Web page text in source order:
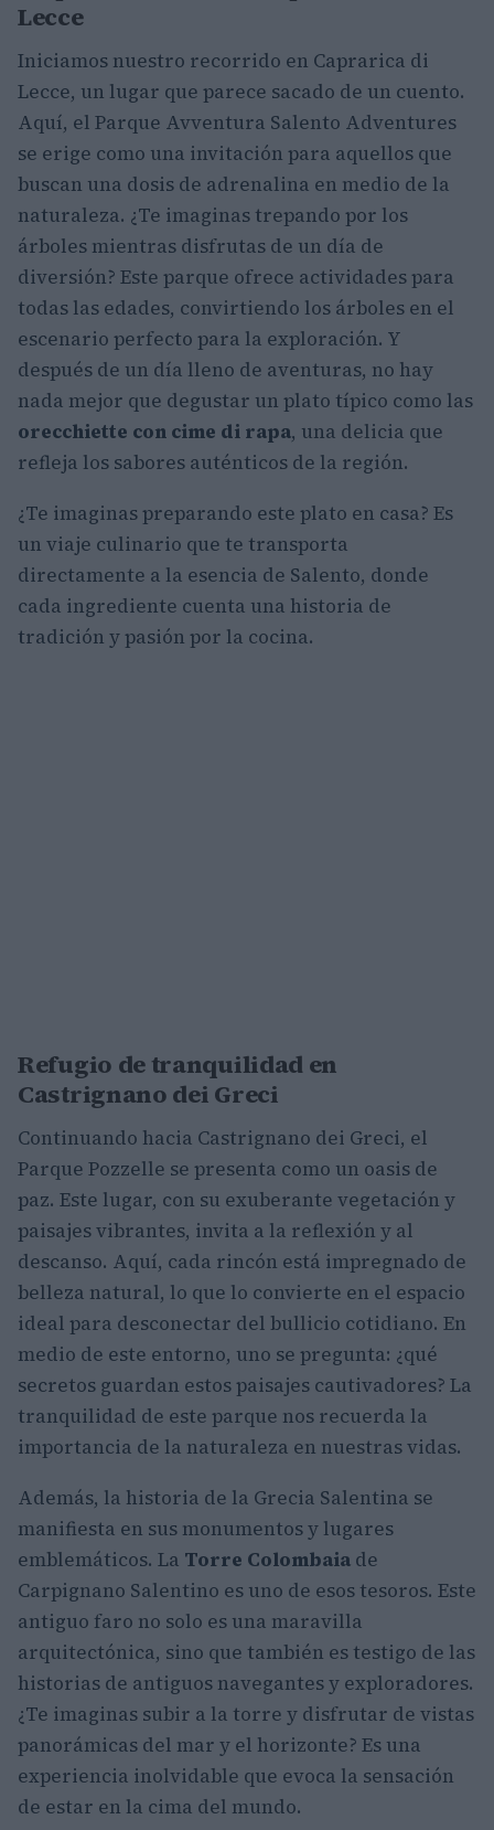
Lecce
Iniciamos nuestro recorrido en Caprarica di
Lecce, un lugar que parece sacado de un cuento.
Aquí, el Parque Avventura Salento Adventures
se erige como una invitación para aquellos que
buscan una dosis de adrenalina en medio de la
naturaleza. ¿Te imaginas trepando por los
árboles mientras disfrutas de un día de
diversión? Este parque ofrece actividades para
todas las edades, convirtiendo los árboles en el
escenario perfecto para la exploración. Y
después de un día lleno de aventuras, no hay
nada mejor que degustar un plato típico como las
orecchiette con cime di rapa, una delicia que
refleja los sabores auténticos de la región.
¿Te imaginas preparando este plato en casa? Es
un viaje culinario que te transporta
directamente a la esencia de Salento, donde
cada ingrediente cuenta una historia de
tradición y pasión por la cocina.
Refugio de tranquilidad en
Castrignano dei Greci
Continuando hacia Castrignano dei Greci, el
Parque Pozzelle se presenta como un oasis de
paz. Este lugar, con su exuberante vegetación y
paisajes vibrantes, invita a la reflexión y al
descanso. Aquí, cada rincón está impregnado de
belleza natural, lo que lo convierte en el espacio
ideal para desconectar del bullicio cotidiano. En
medio de este entorno, uno se pregunta: ¿qué
secretos guardan estos paisajes cautivadores? La
tranquilidad de este parque nos recuerda la
importancia de la naturaleza en nuestras vidas.
Además, la historia de la Grecia Salentina se
manifiesta en sus monumentos y lugares
emblemáticos. La Torre Colombaia de
Carpignano Salentino es uno de esos tesoros. Este
antiguo faro no solo es una maravilla
arquitectónica, sino que también es testigo de las
historias de antiguos navegantes y exploradores.
¿Te imaginas subir a la torre y disfrutar de vistas
panorámicas del mar y el horizonte? Es una
experiencia inolvidable que evoca la sensación
de estar en la cima del mundo.